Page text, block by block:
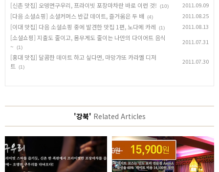
[신촌 맛집] 오뎅면구우리, 프라이빗 포장마차란 바로 이런 것! (10) 2011.09.09
[다음 소셜쇼핑] 소셜커머스 반값 데이트, 즐거움은 두 배 (4) 2011.08.25
[이대 맛집] 다음 소셜쇼핑 중에 발견한 맛집 1편, 노다메 카레 (1) 2011.08.13
[소셜쇼핑] 지출도 줄이고, 몸무게도 줄이는 나만의 다이어트 음식
~
(1)
2011.07.31
[홍대 맛집] 달콤한 데이트 하고 싶다면, 마망갸또 카라멜 디저
트
(1)
2011.07.30
'강북' Related Articles